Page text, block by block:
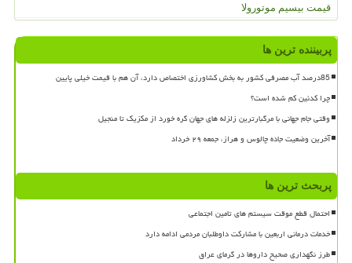
قیمت بیسیم موتورولا
پربیننده ترین ها
85درصد آب مصرفی کشور به بخش کشاورزی اختصاص دارد، آن هم با قیمت خیلی پایین
چرا کدئین کم شده است؟
وقتی جام جهانی با مرگبارترین زلزله های جهان گره خورد از مکزیک تا منجیل
آخرین وضعیت جاده چالوس و هراز، جمعه ۲۹ خرداد
پربحث ترین ها
احتمال قطع موقت سیستم های تامین اجتماعی
خدمات درمانی اربعین با مشارکت داوطلبان مردمی ادامه دارد
طرز نگهداری صحیح داروها در گرمای عراق